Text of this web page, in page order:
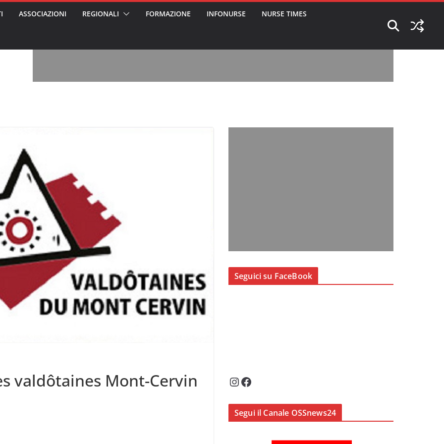
l’analisi di
per gli oss?”
partecipazione
abusi
ASSOCIAZIONI REGIONALI FORMAZIONE INFONURSE NURSE TIMES
valdôtaines Mont-Cervin
Seguici su FaceBook
InstagramFacebook
Segui il Canale OSSnews24